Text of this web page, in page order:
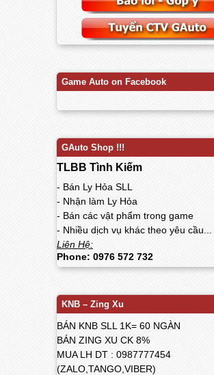
Game Auto on Facebook
GAuto Shop !!!
TLBB Tình Kiếm
- Bán Ly Hỏa SLL
- Nhận làm Ly Hỏa
- Bán các vật phẩm trong game
- Nhiều dịch vụ khác theo yêu cầu...
Liên Hệ:
Phone: 0976 572 732
KNB – Zing Xu
BÁN KNB SLL 1K= 60 NGÀN
BÁN ZING XU CK 8%
MUA LH DT : 0987777454
(ZALO,TANGO,VIBER)